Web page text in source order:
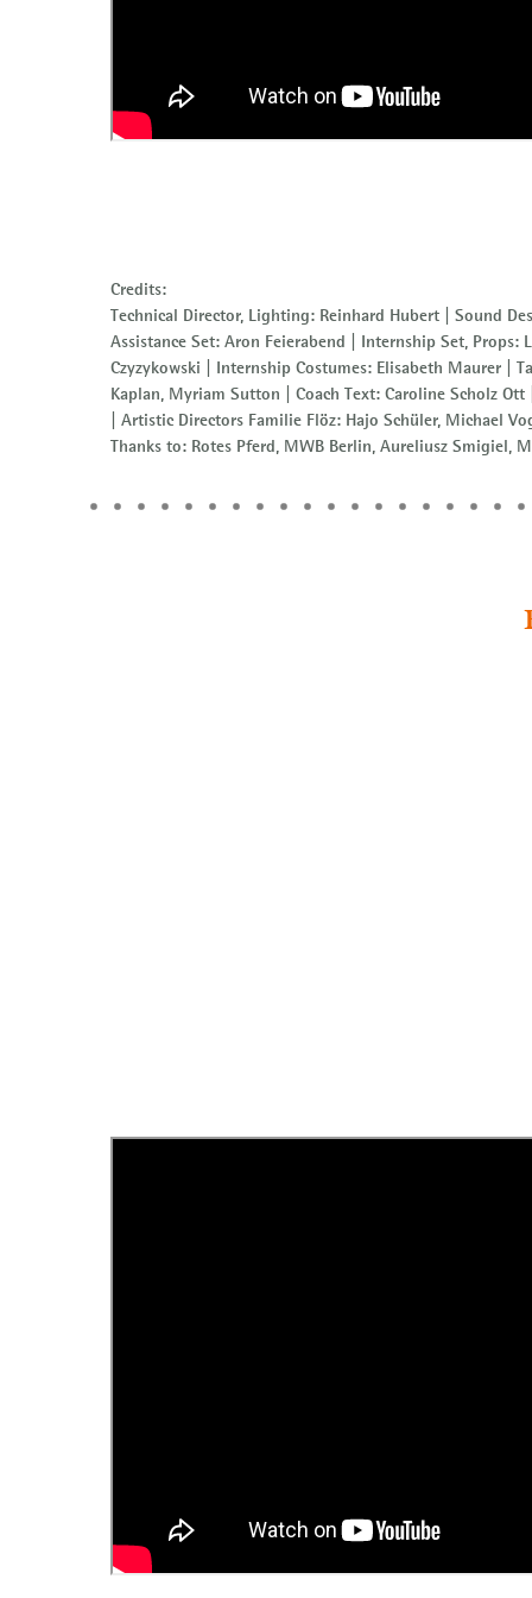
Credits:
Technical Director, Lighting: Reinhard Hubert | Sound
Assistance Set: Aron Feierabend | Internship Set,
Czyzykowski | Internship Costumes: Elisabeth Maurer |
Kaplan, Myriam Sutton | Coach Text: Caroline Scholz
| Artistic Directors Familie Flöz: Hajo Schüler, Michael
Thanks to: Rotes Pferd, MWB Berlin, Aureliusz Smigiel,
Waidspeicher auf Vimeo
Programme Booklet 26 | 27